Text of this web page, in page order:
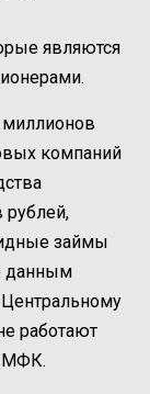
являются
миллионов
компаний
рублей,
займы
данным
работают
МФК.